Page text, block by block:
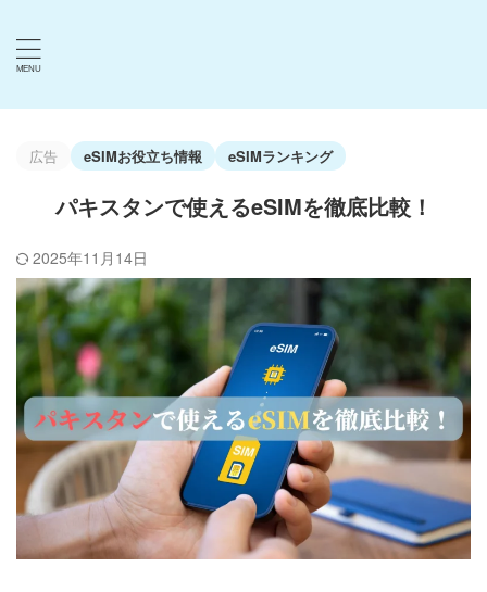
広告 eSIMお役立ち情報 eSIMランキング
パキスタンで使えるeSIMを徹底比較！
2025年11月14日